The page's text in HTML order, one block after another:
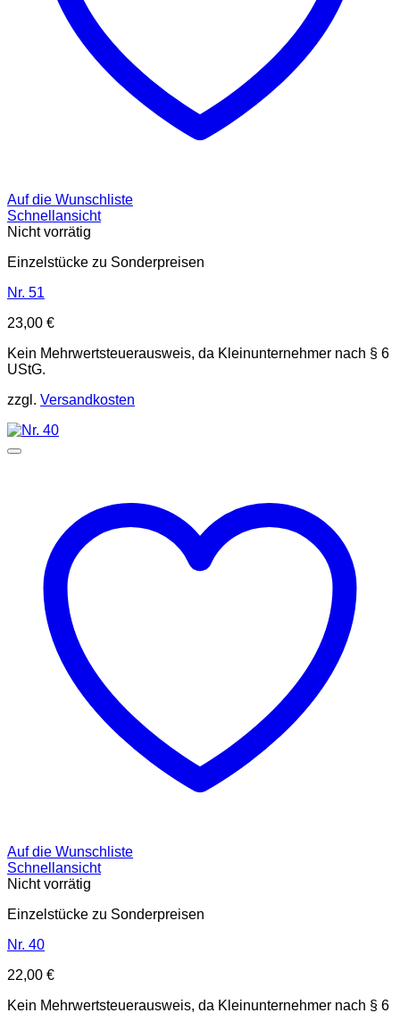
Auf die Wunschliste
Schnellansicht
Nicht vorrätig
Einzelstücke zu Sonderpreisen
Nr. 51
23,00 €
Kein Mehrwertsteuerausweis, da Kleinunternehmer nach § 6
UStG.
zzgl. Versandkosten
Auf die Wunschliste
Schnellansicht
Nicht vorrätig
Einzelstücke zu Sonderpreisen
Nr. 40
22,00 €
Kein Mehrwertsteuerausweis, da Kleinunternehmer nach § 6